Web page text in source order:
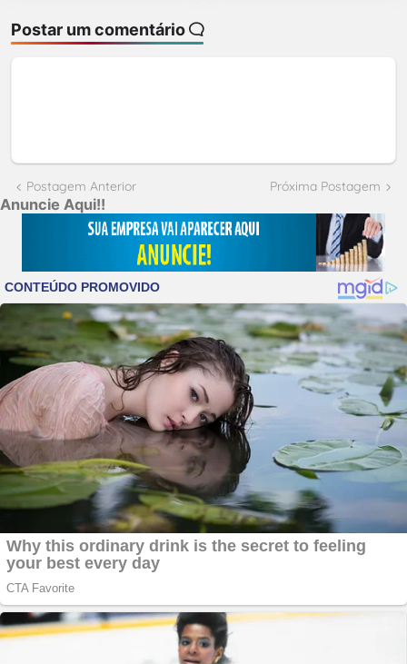
Postar um comentário
Postagem Anterior Próxima Postagem
Anuncie Aqui!!